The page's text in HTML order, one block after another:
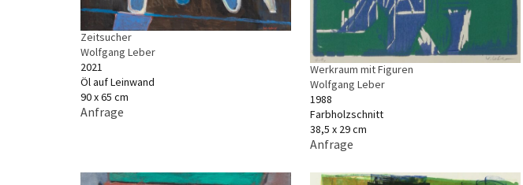
Zeitsucher
Wolfgang Leber
2021
Öl auf Leinwand
90 x 65 cm
Anfrage
Werkraum mit Figuren
Wolfgang Leber
1988
Farbholzschnitt
38,5 x 29 cm
Anfrage